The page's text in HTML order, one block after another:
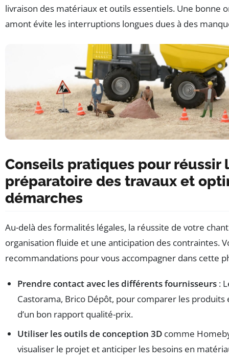
livraison des matériaux et outils essentiels. Une bonne
amont évite les interruptions longues dues à des
Conseils pratiques pour réussir
préparatoire des travaux et
démarches
Au-delà des formalités légales, la réussite de votre
organisation fluide et une anticipation des contraintes.
recommandations pour vous accompagner dans cette
Prendre contact avec les différents fournisseurs :
Castorama, Brico Dépôt, pour comparer les
d’un bon rapport qualité-prix.
Utiliser les outils de conception 3D comme
visualiser le projet et anticiper les besoins en